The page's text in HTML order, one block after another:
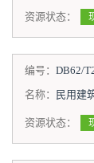
资源状态：
编号： DB62/
名称：
民用建
资源状态：